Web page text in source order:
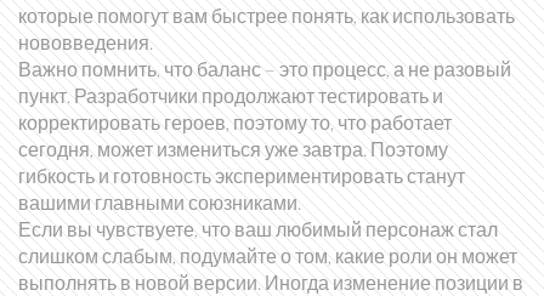
которые помогут вам быстрее понять, как использовать
нововведения.
Важно помнить, что баланс – это процесс, а не разовый
пункт. Разработчики продолжают тестировать и
корректировать героев, поэтому то, что работает
сегодня, может измениться уже завтра. Поэтому
гибкость и готовность экспериментировать станут
вашими главными союзниками.
Если вы чувствуете, что ваш любимый персонаж стал
слишком слабым, подумайте о том, какие роли он может
выполнять в новой версии. Иногда изменение позиции в